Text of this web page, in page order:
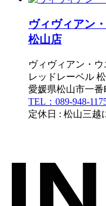
ヴィヴィアン
松山店
ヴィヴィアン・
レッドレーベル
愛媛県松山市一番
TEL：089-948-
定休日 : 松山三越